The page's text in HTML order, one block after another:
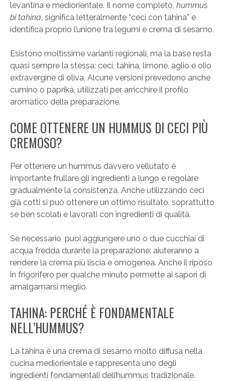
levantina e mediorientale. Il nome completo, hummus
bi tahina, significa letteralmente “ceci con tahina” e
identifica proprio l’unione tra legumi e crema di sesamo.
Esistono moltissime varianti regionali, ma la base resta
quasi sempre la stessa: ceci, tahina, limone, aglio e olio
extravergine di oliva. Alcune versioni prevedono anche
cumino o paprika, utilizzati per arricchire il profilo
aromatico della preparazione.
COME OTTENERE UN HUMMUS DI CECI PIÙ
CREMOSO?
Per ottenere un hummus davvero vellutato è
importante frullare gli ingredienti a lungo e regolare
gradualmente la consistenza. Anche utilizzando ceci
già cotti si può ottenere un ottimo risultato, soprattutto
se ben scolati e lavorati con ingredienti di qualità.
Se necessario, puoi aggiungere uno o due cucchiai di
acqua fredda durante la preparazione: aiuteranno a
rendere la crema più liscia e omogenea. Anche il riposo
in frigorifero per qualche minuto permette ai sapori di
amalgamarsi meglio.
TAHINA: PERCHÉ È FONDAMENTALE
NELL’HUMMUS?
La tahina è una crema di sesamo molto diffusa nella
cucina mediorientale e rappresenta uno degli
ingredienti fondamentali dell’hummus tradizionale.